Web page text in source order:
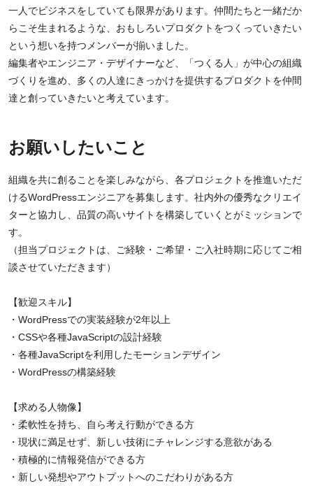
一人でビジネスをしていても限界があります。仲間たちと一緒だか
らこそ生まれるような、おもしろいプロダクトをつくっていきたい
という想いを持つメンバーが揃いました。
編集者やエンジニア・デザイナーなど、「つくる人」が中心の組織
づくりを進め、多くの人達にきっかけを提供するプロダクトを仲間
達と創っていきたいと考えています。
お願いしたいこと
組織を共に創ることを楽しみながら、各プロジェクトを推進いただ
けるWordPressエンジニアを募集します。社内外の優秀なクリエイ
ターと協力し、品質の高いサイトを構築していくとがミッションで
す。
（担当プロジェクトは、ご経験・ご希望・ご入社時期に応じてご相
談させていただきます）
【歓迎スキル】
・WordPressでの実装経験が2年以上
・CSSや各種JavaScriptの設計経験
・各種JavaScriptを利用したモーションデザイン
・WordPressの構築経験
【求める人物像】
・柔軟性を持ち、自ら考え行動ができる方
・現状に満足せず、新しい技術にチャレンジする意欲がある
・積極的に情報発信ができる方
・新しい発想やアウトプットへのこだわりがある方